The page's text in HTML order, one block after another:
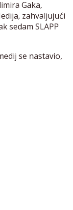
Gaka,
zahvaljujući
sedam SLAPP
se nastavio,